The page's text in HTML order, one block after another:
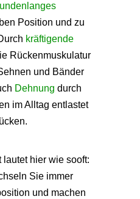
Position und zu
kräftigende
Rückenmuskulatur
und Bänder
Dehnung durch
im Alltag entlastet
lautet hier wie sooft:
Sie immer
und machen